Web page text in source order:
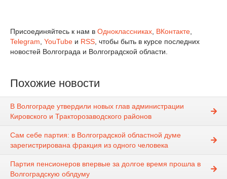
Присоединяйтесь к нам в Одноклассниках ВКонтакте
Telegram YouTube и RSS , чтобы быть в курсе последних
новостей Волгограда и Волгоградской области.
Похожие новости
В Волгограде утвердили новых глав администрации
Кировского и Тракторозаводского районов
Сам себе партия: в Волгоградской областной думе
зарегистрирована фракция из одного человека
Партия пенсионеров впервые за долгое время прошла в
Волгоградскую облдуму